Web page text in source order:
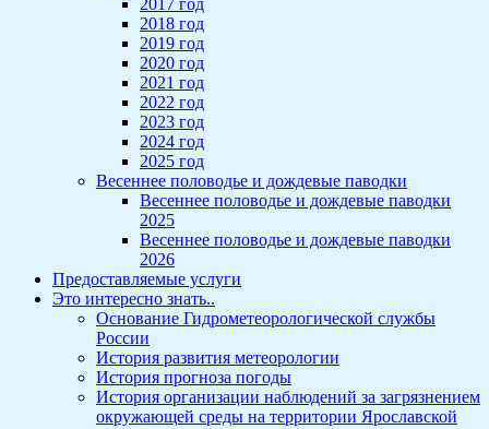
2017 год
2018 год
2019 год
2020 год
2021 год
2022 год
2023 год
2024 год
2025 год
Весеннее половодье и дождевые паводки
Весеннее половодье и дождевые паводки
2025
Весеннее половодье и дождевые паводки
2026
Предоставляемые услуги
Это интересно знать..
Основание Гидрометеорологической службы
России
История развития метеорологии
История прогноза погоды
История организации наблюдений за загрязнением
окружающей среды на территории Ярославской